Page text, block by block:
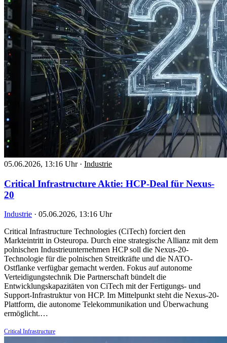
05.06.2026, 13:16 Uhr · Industrie
Critical Infrastructure Aktie: HCP-Deal für Nexus-
20
Industrie · 05.06.2026, 13:16 Uhr
Critical Infrastructure Technologies (CiTech) forciert den
Markteintritt in Osteuropa. Durch eine strategische Allianz mit dem
polnischen Industrieunternehmen HCP soll die Nexus-20-
Technologie für die polnischen Streitkräfte und die NATO-
Ostflanke verfügbar gemacht werden. Fokus auf autonome
Verteidigungstechnik Die Partnerschaft bündelt die
Entwicklungskapazitäten von CiTech mit der Fertigungs- und
Support-Infrastruktur von HCP. Im Mittelpunkt steht die Nexus-20-
Plattform, die autonome Telekommunikation und Überwachung
ermöglicht.…
Critical Infrastructure